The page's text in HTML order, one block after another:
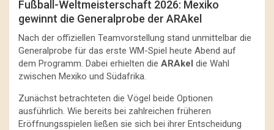
Fußball-Weltmeisterschaft 2026: Mexiko
gewinnt die Generalprobe der ARAkel
Nach der offiziellen Teamvorstellung stand unmittelbar die
Generalprobe für das erste WM-Spiel heute Abend auf
dem Programm. Dabei erhielten die ARAkel die Wahl
zwischen Mexiko und Südafrika.
Zunächst betrachteten die Vögel beide Optionen
ausführlich. Wie bereits bei zahlreichen früheren
Eröffnungsspielen ließen sie sich bei ihrer Entscheidung